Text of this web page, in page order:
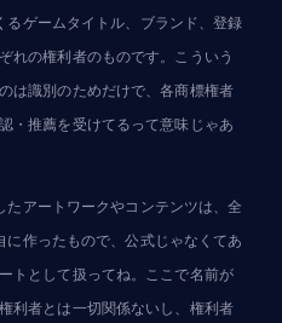
ゲームタイトル、ブランド、登録
れの権利者のものです。こういう
は識別のためだけで、各商標権者
・推薦を受けてるって意味じゃあ
アートワークやコンテンツは、全
作ったもので、公式じゃなくてあ
トとして扱ってね。ここで名前が
利者とは一切関係ないし、権利者